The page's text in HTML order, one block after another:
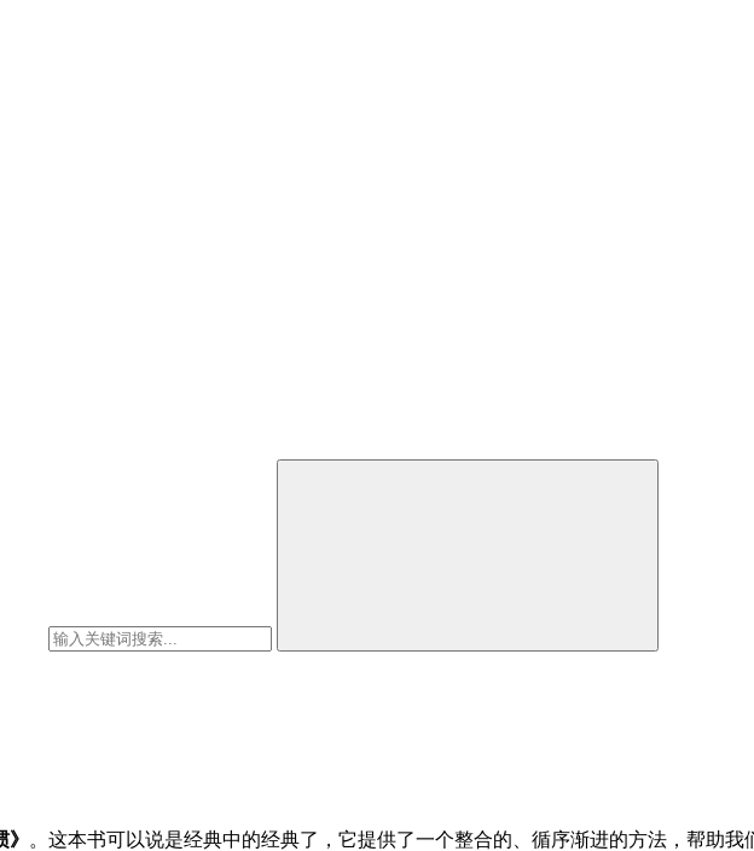
。这本书可以说是经典中的经典了，它提供了一个整合的、循序渐进的方法，帮助